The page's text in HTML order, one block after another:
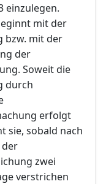
einzulegen.
mit der
bzw. mit der
der
Soweit die
durch
erfolgt
sie, sobald nach
der
zwei
verstrichen